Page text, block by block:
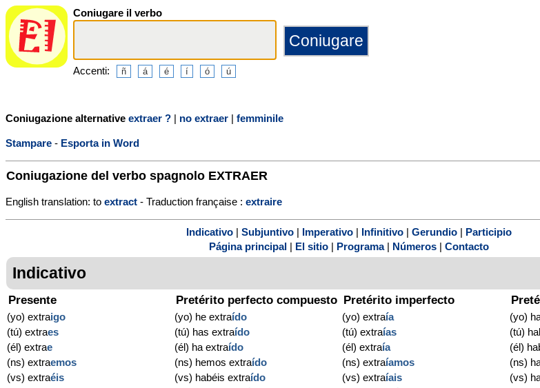
Coniugare il verbo
Accenti:
Coniugazione alternative extraer ? | no extraer | femminile
Stampare - Esporta in Word
Coniugazione del verbo spagnolo EXTRAER
English translation: to extract - Traduction française : extraire
Indicativo Subjuntivo Imperativo Infinitivo Gerundio
Participio
Página principal
El sitio Programa| Números Contacto
Indicativo
Presente
(yo) extraigo
(tú) extraes
(él) extrae
(ns) extraemos
(vs) extraéis
Pretérito perfecto compuesto
(yo) he extraído
(tú) has extraído
(él) ha extraído
(ns) hemos extraído
(vs) habéis extraído
Pretérito imperfecto
(yo) extraía
(tú) extraías
(él) extraía
(ns) extraíamos
(vs) extraíais
(yo)
(tú)
(él)
(ns)
(vs)